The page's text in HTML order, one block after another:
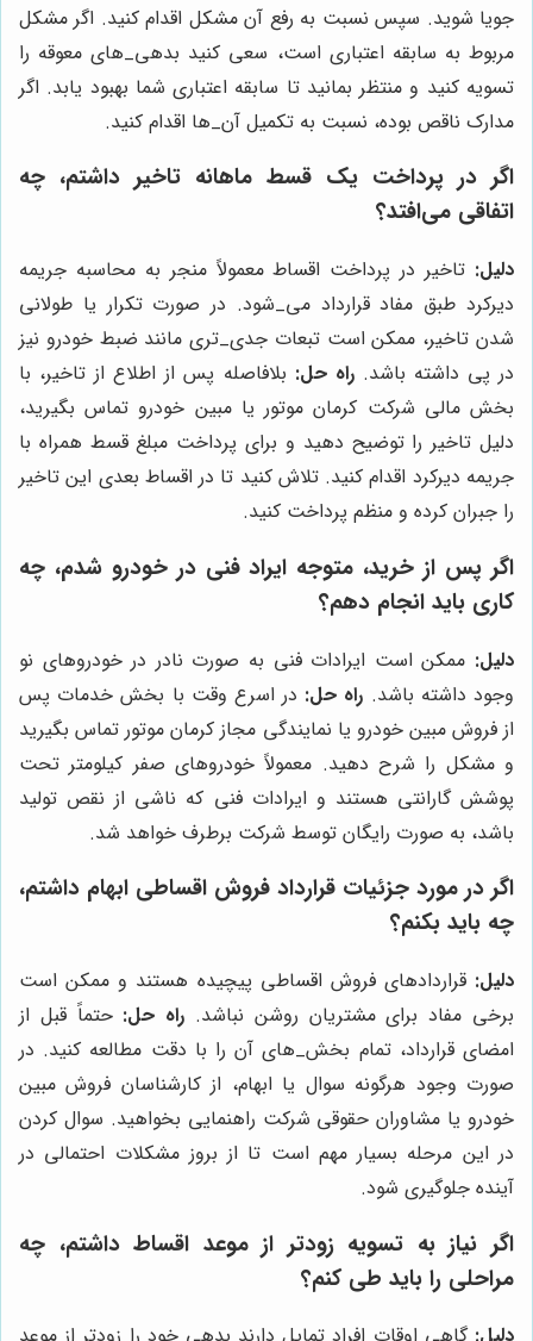
جویا شوید. سپس نسبت به رفع آن مشکل اقدام کنید. اگر مشکل
مربوط به سابقه اعتباری است، سعی کنید بدهی‌_های معوقه را
تسویه کنید و منتظر بمانید تا سابقه اعتباری شما بهبود یابد. اگر
مدارک ناقص بوده، نسبت به تکمیل آن‌_ها اقدام کنید.
اگر در پرداخت یک قسط ماهانه تاخیر داشتم، چه
اتفاقی می‌افتد؟
دلیل: تاخیر در پرداخت اقساط معمولاً منجر به محاسبه جریمه
دیرکرد طبق مفاد قرارداد می‌_شود. در صورت تکرار یا طولانی
شدن تاخیر، ممکن است تبعات جدی‌_تری مانند ضبط خودرو نیز
در پی داشته باشد.راه حل: بلافاصله پس از اطلاع از تاخیر، با
بخش مالی شرکت کرمان موتور یا مبین خودرو تماس بگیرید،
دلیل تاخیر را توضیح دهید و برای پرداخت مبلغ قسط همراه با
جریمه دیرکرد اقدام کنید. تلاش کنید تا در اقساط بعدی این تاخیر
را جبران کرده و منظم پرداخت کنید.
اگر پس از خرید، متوجه ایراد فنی در خودرو شدم، چه
کاری باید انجام دهم؟
دلیل: ممکن است ایرادات فنی به صورت نادر در خودروهای نو
وجود داشته باشد. راه حل: در اسرع وقت با بخش خدمات پس
از فروش مبین خودرو یا نمایندگی مجاز کرمان موتور تماس بگیرید
و مشکل را شرح دهید. معمولاً خودروهای صفر کیلومتر تحت
پوشش گارانتی هستند و ایرادات فنی که ناشی از نقص تولید
باشد، به صورت رایگان توسط شرکت برطرف خواهد شد.
اگر در مورد جزئیات قرارداد فروش اقساطی ابهام داشتم،
چه باید بکنم؟
دلیل: قراردادهای فروش اقساطی پیچیده هستند و ممکن است
برخی مفاد برای مشتریان روشن نباشد. راه حل: حتماً قبل از
امضای قرارداد، تمام بخش‌_های آن را با دقت مطالعه کنید. در
صورت وجود هرگونه سوال یا ابهام، از کارشناسان فروش مبین
خودرو یا مشاوران حقوقی شرکت راهنمایی بخواهید. سوال کردن
در این مرحله بسیار مهم است تا از بروز مشکلات احتمالی در
آینده جلوگیری شود.
اگر نیاز به تسویه زودتر از موعد اقساط داشتم، چه
مراحلی را باید طی کنم؟